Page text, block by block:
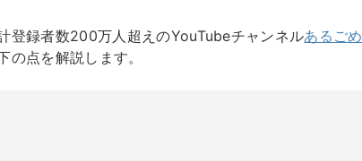
登録者数200万人超えのYouTubeチャンネルあるごめ
の点を解説します。